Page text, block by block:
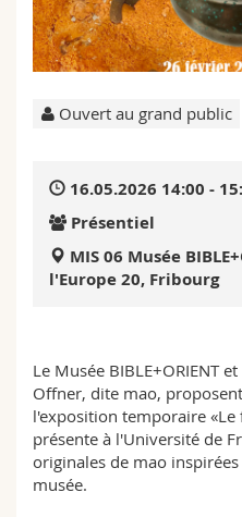
Sciences et médecine
Interfacultaire
Collaborateurs
Doctorants
Webmail
Programme des cours
Ouvert au grand public
16.05.2026 14:00 -
Présentiel
MIS 06 Musée
l'Europe 20, Fribourg
Le Musée BIBLE+ORIENT
Offner, dite mao,
l'exposition temporaire «Le
présente à l'Université de
originales de mao
musée.